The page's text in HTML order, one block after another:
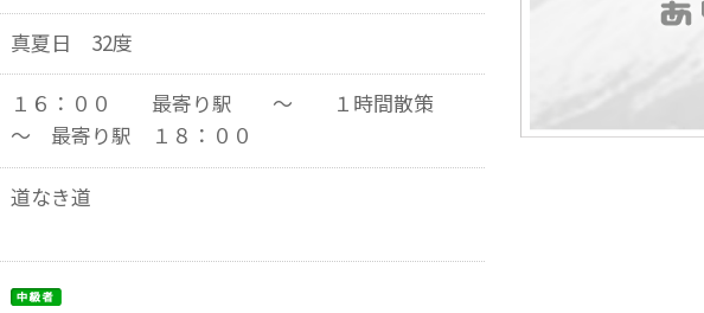
真夏日 32度
１６：００ 最寄り駅 ～ １時間散策
～ 最寄り駅 １８：００
道なき道